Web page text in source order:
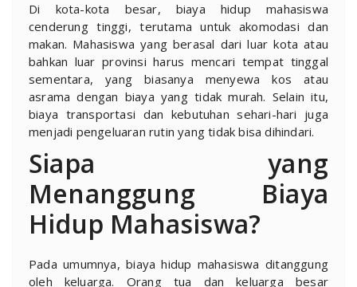
Di kota-kota besar, biaya hidup mahasiswa
cenderung tinggi, terutama untuk akomodasi dan
makan. Mahasiswa yang berasal dari luar kota atau
bahkan luar provinsi harus mencari tempat tinggal
sementara, yang biasanya menyewa kos atau
asrama dengan biaya yang tidak murah. Selain itu,
biaya transportasi dan kebutuhan sehari-hari juga
menjadi pengeluaran rutin yang tidak bisa dihindari.
Siapa yang
Menanggung Biaya
Hidup Mahasiswa?
Pada umumnya, biaya hidup mahasiswa ditanggung
oleh keluarga. Orang tua dan keluarga besar